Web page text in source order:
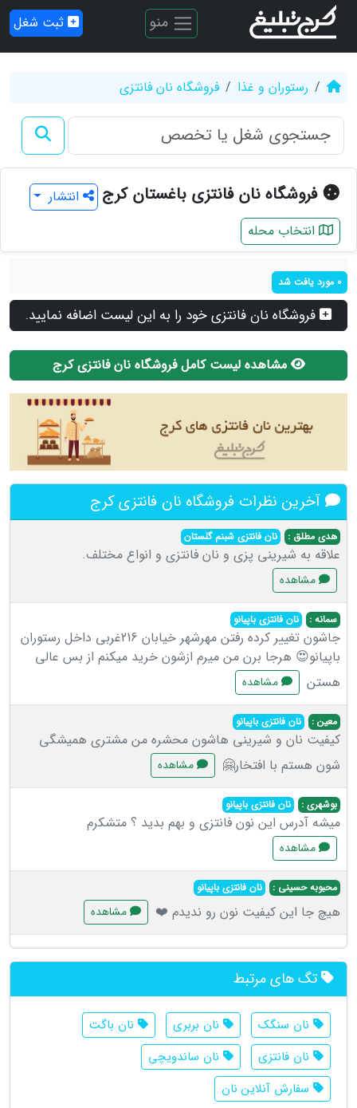
منو ثبت شغل
رستوران و غذا فروشگاه نان فانتزی
فروشگاه نان فانتزی باغستان کرج
انتشار
انتخاب محله
0 مورد یافت شد
فروشگاه نان فانتزی خود را به این لیست اضافه نمایید.
مشاهده لیست کامل فروشگاه نان فانتزی کرج
آخرین نظرات فروشگاه نان فانتزی کرج
هدی مطلق : نان فانتزی شبنم گلستان
علاقه به شیرینی پزی و نان فانتزی و انواع مختلف.
مشاهده
سمانه : نان فانتزی باپیانو
جاشون تغییر کرده رفتن مهرشهر خیابان 216غربی داخل رستوران
باپیانو😍 هرجا برن من میرم ازشون خرید میکنم از بس عالی
هستن
مشاهده
معین : نان فانتزی باپیانو
کیفیت نان و شیرینی هاشون محشره من مشتری همیشگی
شون هستم با افتخار🤗
مشاهده
بوشهری : نان فانتزی باپیانو
میشه آدرس این نون فانتزی و بهم بدید ؟ متشکرم
مشاهده
محبوبه حسینی : نان فانتزی باپیانو
هیچ جا این کیفیت نون رو ندیدم ❤️ مشاهده
تگ های مرتبط
نان سنگک نان بربری
نان باگت
نان فانتزی
نان ساندویچی
سفارش آنلاین نان